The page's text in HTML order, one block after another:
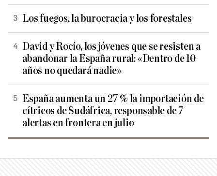
Los fuegos, la burocracia y los forestales
David y Rocío, los jóvenes que se resisten a
abandonar la España rural: «Dentro de 10
años no quedará nadie»
España aumenta un 27 % la importación de
cítricos de Sudáfrica, responsable de 7
alertas en frontera en julio